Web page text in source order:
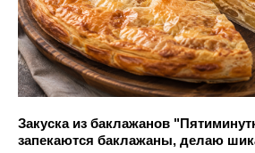
Закуска из баклажанов
запекаются баклажаны, делаю